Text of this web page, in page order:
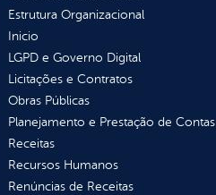
Estrutura Organizacional
Inicio
LGPD e Governo Digital
Licitações e Contratos
Obras Públicas
Planejamento e Prestação de Contas
Receitas
Recursos Humanos
Renúncias de Receitas